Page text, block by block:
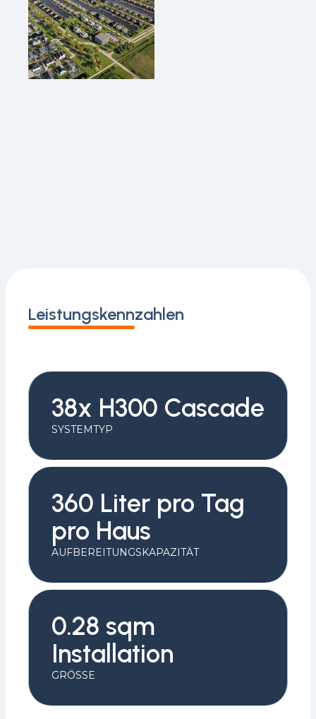
Leistungskennzahlen
38x H300 Cascade
SYSTEMTYP
360 Liter pro Tag
pro Haus
AUFBEREITUNGSKAPAZITÄT
0.28 sqm
Installation
GRÖSSE